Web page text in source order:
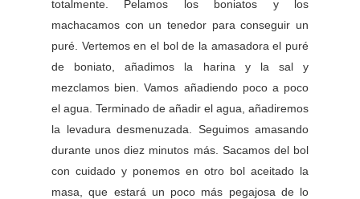
totalmente. Pelamos los boniatos y los
machacamos con un tenedor para conseguir un
puré. Vertemos en el bol de la amasadora el puré
de boniato, añadimos la harina y la sal y
mezclamos bien. Vamos añadiendo poco a poco
el agua. Terminado de añadir el agua, añadiremos
la levadura desmenuzada. Seguimos amasando
durante unos diez minutos más. Sacamos del bol
con cuidado y ponemos en otro bol aceitado la
masa, que estará un poco más pegajosa de lo